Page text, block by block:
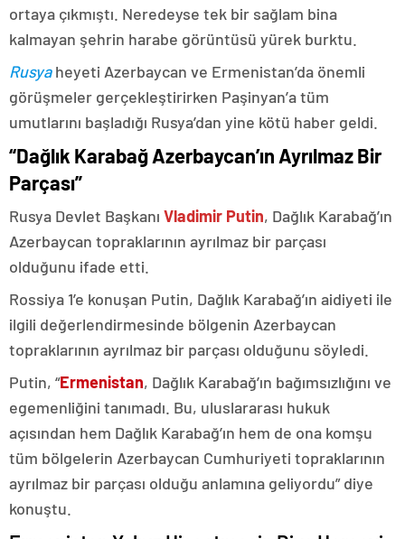
ortaya çıkmıştı. Neredeyse tek bir sağlam bina
kalmayan şehrin harabe görüntüsü yürek burktu.
Rusyaheyeti Azerbaycan ve Ermenistan’da önemli
görüşmeler gerçekleştirirken Paşinyan’a tüm
umutlarını başladığı Rusya’dan yine kötü haber geldi.
“Dağlık Karabağ Azerbaycan’ın Ayrılmaz Bir
Parçası”
Rusya Devlet Başkanı Vladimir Putin, Dağlık Karabağ’ın
Azerbaycan topraklarının ayrılmaz bir parçası
olduğunu ifade etti.
Rossiya 1’e konuşan Putin, Dağlık Karabağ’ın aidiyeti ile
ilgili değerlendirmesinde bölgenin Azerbaycan
topraklarının ayrılmaz bir parçası olduğunu söyledi.
Putin, “Ermenistan, Dağlık Karabağ’ın bağımsızlığını ve
egemenliğini tanımadı. Bu, uluslararası hukuk
açısından hem Dağlık Karabağ’ın hem de ona komşu
tüm bölgelerin Azerbaycan Cumhuriyeti topraklarının
ayrılmaz bir parçası olduğu anlamına geliyordu” diye
konuştu.